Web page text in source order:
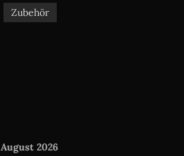
Zubehör
August 2026